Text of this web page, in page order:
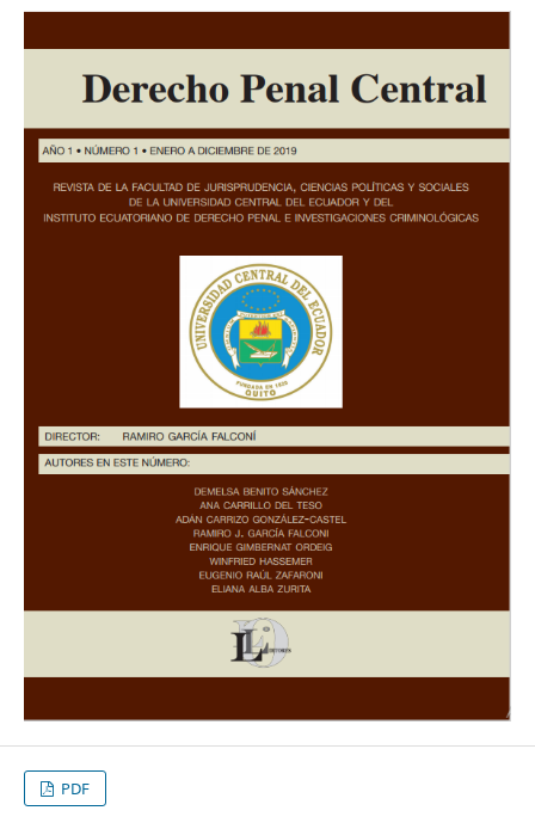
PDF